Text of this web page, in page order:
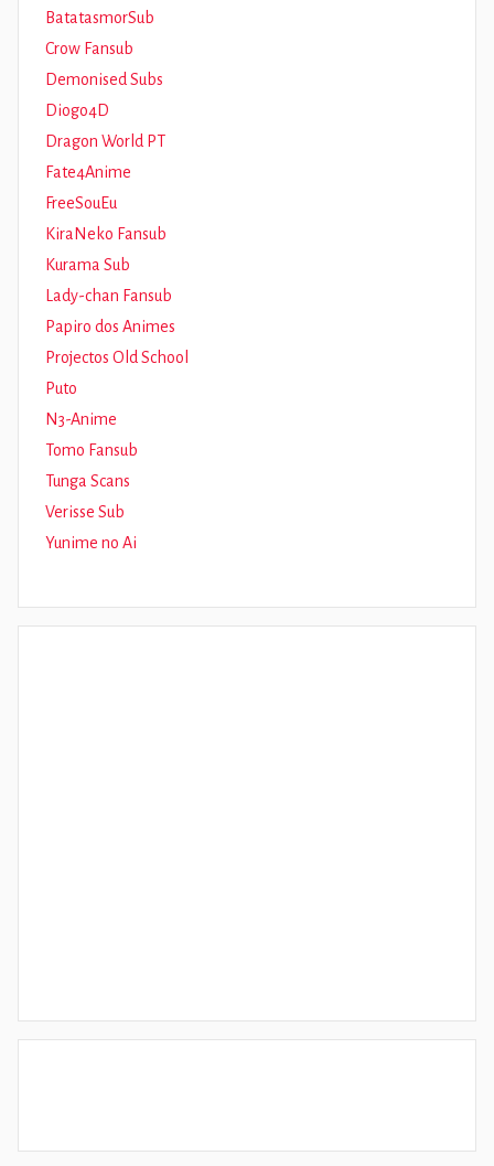
BatatasmorSub
Crow Fansub
Demonised Subs
Diogo4D
Dragon World PT
Fate4Anime
FreeSouEu
KiraNeko Fansub
Kurama Sub
Lady-chan Fansub
Papiro dos Animes
Projectos Old School
Puto
N3-Anime
Tomo Fansub
Tunga Scans
Verisse Sub
Yunime no Ai